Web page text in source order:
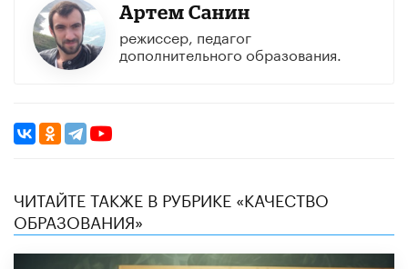
Артем Санин
режиссeр, педагог
дополнительного образования.
ЧИТАЙТЕ ТАКЖЕ В РУБРИКЕ «КАЧЕСТВО
ОБРАЗОВАНИЯ»